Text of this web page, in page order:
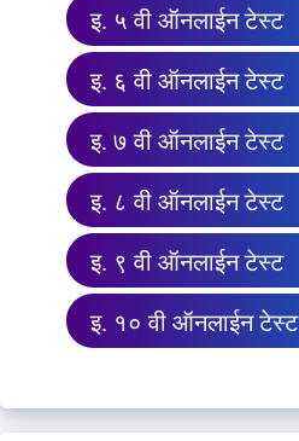
इ. ५ वी ऑनलाईन टेस्ट
इ. ६ वी ऑनलाईन टेस्ट
इ. ७ वी ऑनलाईन टेस्ट
इ. ८ वी ऑनलाईन टेस्ट
इ. ९ वी ऑनलाईन टेस्ट
इ. १० वी ऑनलाईन टेस्ट